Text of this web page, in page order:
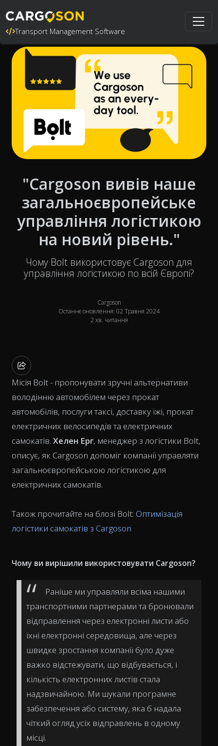
Transport Management Software
"Cargoson вивів наше
загальноєвропейське
управління логістикою
на новий рівень."
Чому Bolt використовує Cargoson для
управління логістикою по всій Європі?
Cargoson
Останнє оновлення: 02 Травня 2024
2 хв. читання
Місія Bolt - пропонувати зручні альтернативи
володінню автомобілем через прокат
автомобілів, послуги таксі, доставку їжі, прокат
електричних велосипедів та електричних
самокатів. Хелен Ерг, менеджер з логістики Bolt,
описує, як Cargoson допоміг компанії управляти
загальноєвропейською логістикою для
електричних самокатів.
Також прочитайте на блозі Bolt: Оптимізація
логістики самокатів з Cargoson
Чому ви вирішили використовувати Cargoson?
Раніше ми управляли всіма нашими
транспортними партнерами та бронювали
відправлення через електронні листи або
їхні електронні середовища, але через
швидке зростання компанії було дуже
важко відстежувати, що відбувається, і
кількість електронних листів стала
надзвичайною. Ми шукали програмне
забезпечення або систему, яка б надала
чіткий огляд усіх відправлень в одному
місці.